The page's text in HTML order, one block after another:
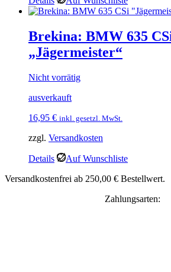
Brekina: BMW 635
„Jägermeister“
Nicht vorrätig
ausverkauft
16,95 € inkl. gesetzl. MwSt.
zzgl. Versandkosten
Details
Auf Wunschliste
Versandkostenfrei ab 250,00 € Bestellwert.
Zahlungsarten: